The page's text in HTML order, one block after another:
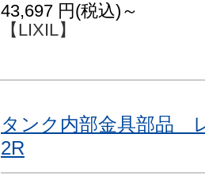
43,697 円(税込)～
【LIXIL】
タンク内部金具部品
2R